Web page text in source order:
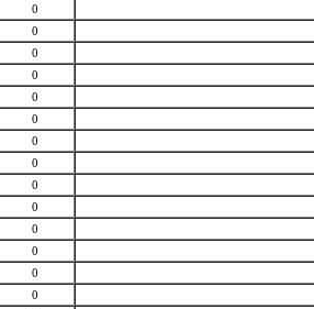
0
0
0
0
0
0
0
0
0
0
0
0
0
0